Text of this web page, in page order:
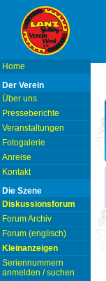
Home
Der Verein
Über uns
Presseberichte
Veranstaltungen
Fotogalerie
Anreise
Kontakt
Die Szene
Diskussionsforum
Forum Archiv
Forum (englisch)
Kleinanzeigen
Seriennummern
anmelden / suchen